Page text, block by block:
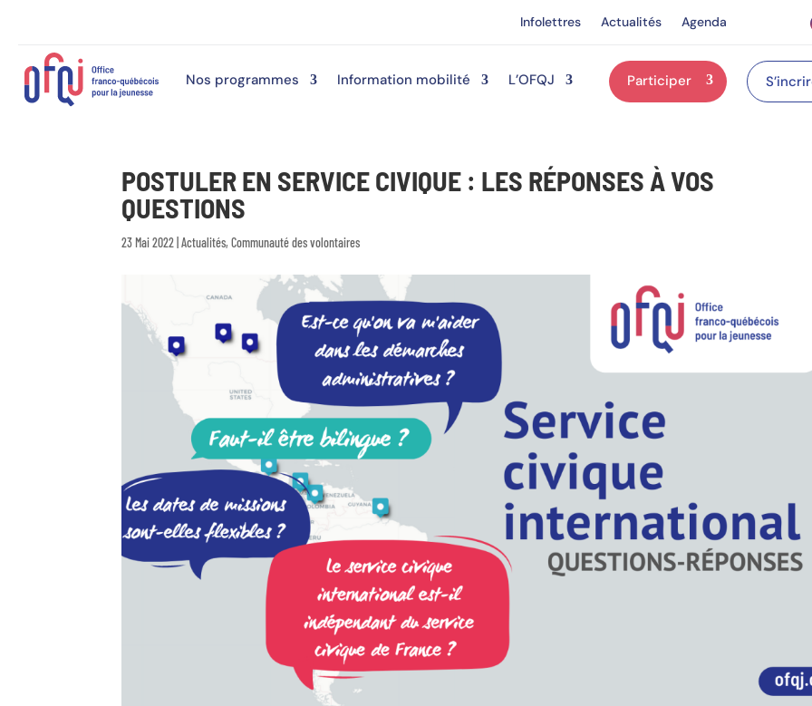
Infolettres Actualités Agenda
Nos programmes Information mobilité L’OFQJ Participer
POSTULER EN SERVICE CIVIQUE : LES RÉPONSES À VOS
QUESTIONS
23 Mai 2022 |Actualités,Communauté des volontaires